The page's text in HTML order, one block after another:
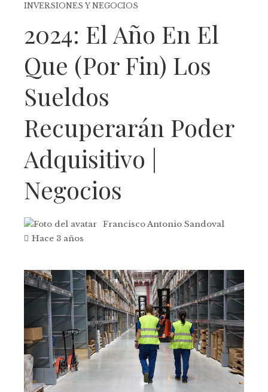
INVERSIONES Y NEGOCIOS
2024: El Año En El
Que (por Fin) Los
Sueldos
Recuperarán Poder
Adquisitivo |
Negocios
Francisco Antonio Sandoval
Hace 3 años